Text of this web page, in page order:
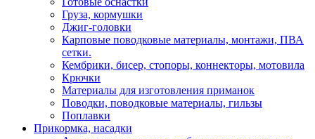
Груза, кормушки
Джиг-головки
Карповые поводковые материалы, монтажи, ПВА
сетки.
Кембрики, бисер, стопоры, коннекторы, мотовила
Крючки
Материалы для изготовления приманок
Поводки, поводковые материалы, гильзы
Поплавки
Прикормка, насадки